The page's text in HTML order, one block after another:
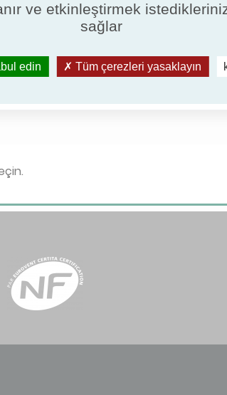
Rectangular, rigid,
heat
Real unit, reversible,
Tüm
ve etkinleştirmek
sağlar
edin Tüm çerezleri yasaklayın